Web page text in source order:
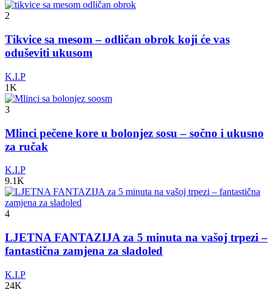
2
Tikvice sa mesom – odličan obrok koji će vas
oduševiti ukusom
K.I.P
1K
3
Mlinci pečene kore u bolonjez sosu – sočno i ukusno
za ručak
K.I.P
9.1K
4
LJETNA FANTAZIJA za 5 minuta na vašoj trpezi –
fantastična zamjena za sladoled
K.I.P
24K